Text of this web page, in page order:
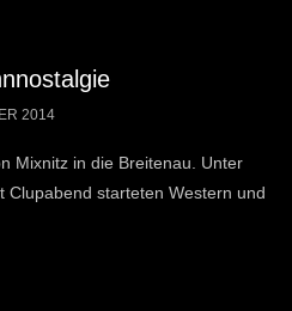
2014
Mixnitz in die Breitenau. Unter
Clupabend starteten Western und